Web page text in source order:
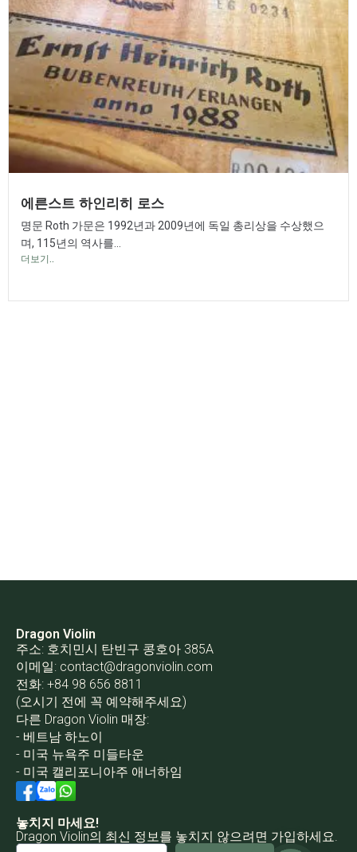
에른스트 하인리히 로스
명문 Roth 가문은 1992년과 2009년에 독일 총리상을 수상했으
며, 115년의 역사를...
더보기..
Dragon Violin
주소: 호치민시 탄빈구 콩호아 385A
이메일: contact@dragonviolin.com
전화: +84 98 656 8811
(오시기 전에 꼭 예약해주세요)
다른 Dragon Violin 매장:
- 베트남 하노이
- 미국 뉴욕주 미들타운
- 미국 캘리포니아주 애너하임
놓치지 마세요!
Dragon Violin의 최신 정보를 놓치지 않으려면 가입하세요.